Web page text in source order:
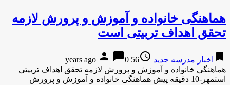
هماهنگی خانواده و آموزش و پرورش لازمه
تحقق اهداف تربیتی است
bookmark اخبار مدرسه جدید access_time
56 years ago
person chat_bubble0
هماهنگی خانواده و آموزش و پرورش لازمه تحقق اهداف تربیتی
استمهر-10 دقیقه پیش هماهنگی خانواده و آموزش و پرورش